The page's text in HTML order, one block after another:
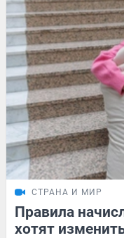
СТРАНА И МИР
Правила
хотят